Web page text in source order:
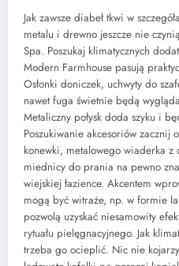
Jak zawsze diabeł tkwi w
metalu i drewno jeszcze nie
Spa. Poszukaj klimatycznych
Modern Farmhouse pasują
Osłonki doniczek, uchwyty do
nawet fuga świetnie będą
Metaliczny połysk doda szyku i
Poszukiwanie akcesoriów zacznij
konewki, metalowego wiaderka
miednicy do prania na pewno
wiejskiej łazience. Akcentem
mogą być witraże, np. w formie
pozwolą uzyskać niesamowity
rytuału pielęgnacyjnego. Jak
trzeba go ocieplić. Nic nie